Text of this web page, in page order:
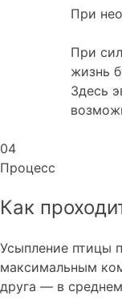
При
При
жизнь
Здесь
04
Процесс
Как
Усыпление птицы
максимальным
друга — в